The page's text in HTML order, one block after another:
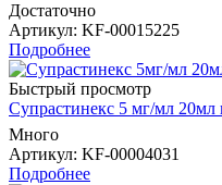
Достаточно
Артикул: KF-00015225
Подробнее
Быстрый просмотр
Супрастинекс 5 мг/мл 20мл
Много
Артикул: KF-00004031
Подробнее